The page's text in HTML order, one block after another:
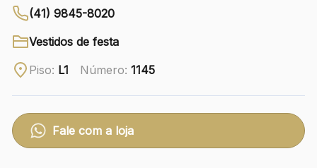
CONTATO
(41) 3216-1600
(41) 9845-8020
Vestidos de festa
Piso: L1 Número: 1145
Fale com a loja